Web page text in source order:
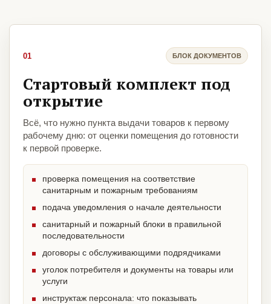
01 БЛОК ДОКУМЕНТОВ
Стартовый комплект под
открытие
Всё, что нужно пункта выдачи товаров к первому
рабочему дню: от оценки помещения до готовности
к первой проверке.
проверка помещения на соответствие
санитарным и пожарным требованиям
подача уведомления о начале деятельности
санитарный и пожарный блоки в правильной
последовательности
договоры с обслуживающими подрядчиками
уголок потребителя и документы на товары или
услуги
инструктаж персонала: что показывать